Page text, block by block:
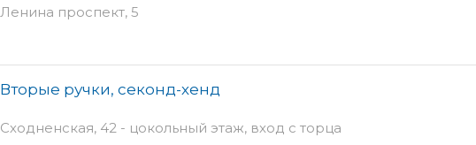
Ленина проспект, 5
Вторые ручки, секонд-хенд
Сходненская, 42 - цокольный этаж, вход с торца